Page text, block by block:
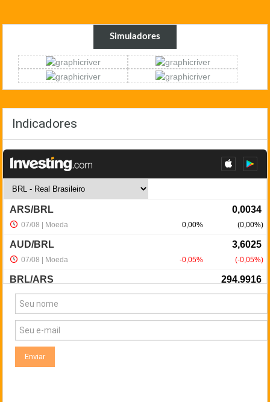
Simuladores
Indicadores
NewsLetter